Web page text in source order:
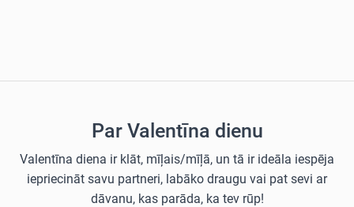
Par Valentīna dienu
Valentīna diena ir klāt, mīļais/mīļā, un tā ir ideāla iespēja
iepriecināt savu partneri, labāko draugu vai pat sevi ar
dāvanu, kas parāda, ka tev rūp!